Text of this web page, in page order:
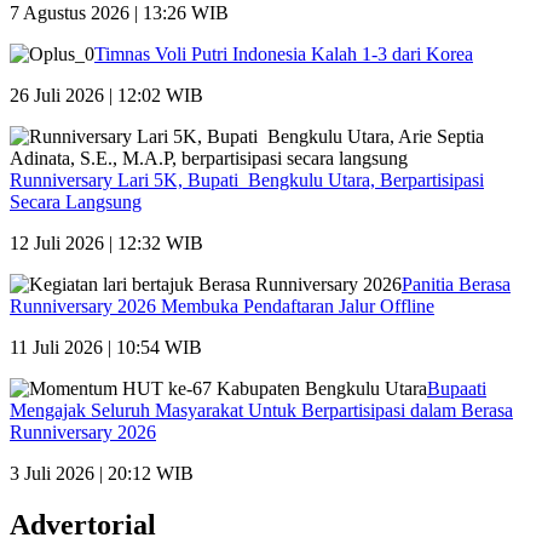
7 Agustus 2026 | 13:26 WIB
Timnas Voli Putri Indonesia Kalah 1-3 dari Korea
26 Juli 2026 | 12:02 WIB
Runniversary Lari 5K, Bupati Bengkulu Utara, Berpartisipasi
Secara Langsung
12 Juli 2026 | 12:32 WIB
Panitia Berasa
Runniversary 2026 Membuka Pendaftaran Jalur Offline
11 Juli 2026 | 10:54 WIB
Bupaati
Mengajak Seluruh Masyarakat Untuk Berpartisipasi dalam Berasa
Runniversary 2026
3 Juli 2026 | 20:12 WIB
Advertorial